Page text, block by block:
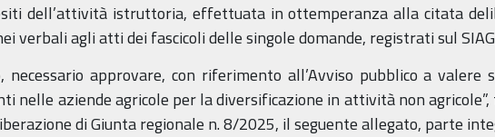
dell’attività istruttoria, effettuata in ottemperanza alla citata
verbali agli atti dei fascicoli delle singole domande, registrati sul
necessario approvare, con riferimento all’Avviso pubblico a
nelle aziende agricole per la diversificazione in attività non
di Giunta regionale n. 8/2025, il seguente allegato, parte